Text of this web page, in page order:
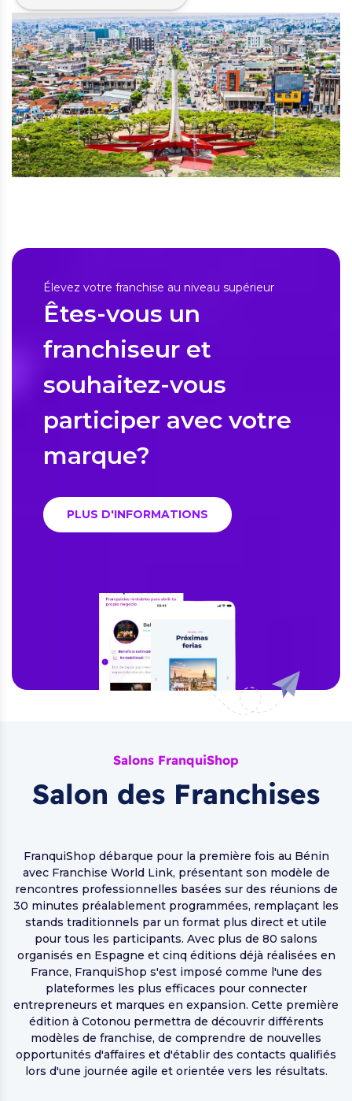
Élevez votre franchise au niveau supérieur
Êtes-vous un
franchiseur et
souhaitez-vous
participer avec votre
marque?
PLUS D'INFORMATIONS
Salons FranquiShop
Salon des Franchises
FranquiShop débarque pour la première fois au Bénin
avec Franchise World Link, présentant son modèle de
rencontres professionnelles basées sur des réunions de
30 minutes préalablement programmées, remplaçant les
stands traditionnels par un format plus direct et utile
pour tous les participants. Avec plus de 80 salons
organisés en Espagne et cinq éditions déjà réalisées en
France, FranquiShop s'est imposé comme l'une des
plateformes les plus efficaces pour connecter
entrepreneurs et marques en expansion. Cette première
édition à Cotonou permettra de découvrir différents
modèles de franchise, de comprendre de nouvelles
opportunités d'affaires et d'établir des contacts qualifiés
lors d'une journée agile et orientée vers les résultats.